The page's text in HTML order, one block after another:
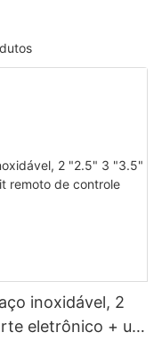
inoxidável, 2
eletrônico + um